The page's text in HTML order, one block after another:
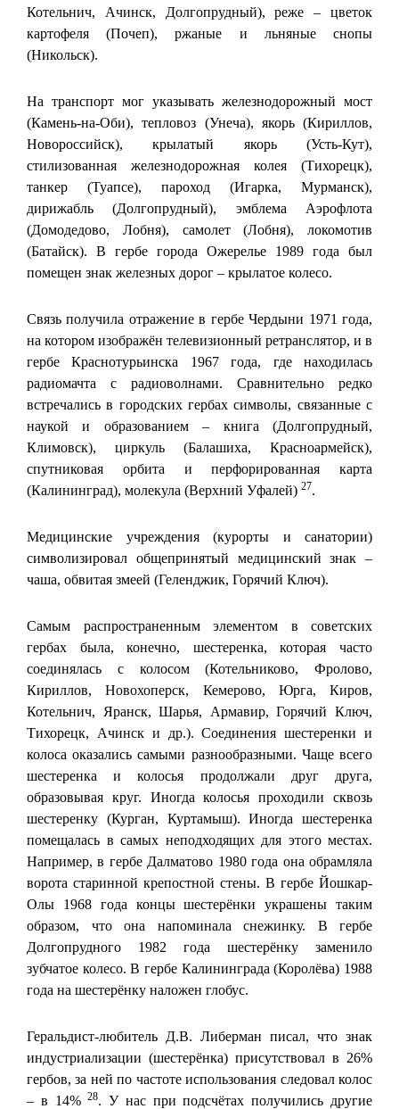
Котельнич, Ачинск, Долгопрудный), реже – цветок
картофеля (Почеп), ржаные и льняные снопы
(Никольск).
На транспорт мог указывать железнодорожный мост
(Камень-на-Оби), тепловоз (Унеча), якорь (Кириллов,
Новороссийск), крылатый якорь (Усть-Кут),
стилизованная железнодорожная колея (Тихорецк),
танкер (Туапсе), пароход (Игарка, Мурманск),
дирижабль (Долгопрудный), эмблема Аэрофлота
(Домодедово, Лобня), самолет (Лобня), локомотив
(Батайск). В гербе города Ожерелье 1989 года был
помещен знак железных дорог – крылатое колесо.
Связь получила отражение в гербе Чердыни 1971 года,
на котором изображён телевизионный ретранслятор, и в
гербе Краснотурьинска 1967 года, где находилась
радиомачта с радиоволнами. Сравнительно редко
встречались в городских гербах символы, связанные с
наукой и образованием – книга (Долгопрудный,
Климовск), циркуль (Балашиха, Красноармейск),
спутниковая орбита и перфорированная карта
(Калининград), молекула (Верхний Уфалей) 27.
Медицинские учреждения (курорты и санатории)
символизировал общепринятый медицинский знак –
чаша, обвитая змеей (Геленджик, Горячий Ключ).
Самым распространенным элементом в советских
гербах была, конечно, шестеренка, которая часто
соединялась с колосом (Котельниково, Фролово,
Кириллов, Новохоперск, Кемерово, Юрга, Киров,
Котельнич, Яранск, Шарья, Армавир, Горячий Ключ,
Тихорецк, Ачинск и др.). Соединения шестеренки и
колоса оказались самыми разнообразными. Чаще всего
шестеренка и колосья продолжали друг друга,
образовывая круг. Иногда колосья проходили сквозь
шестеренку (Курган, Куртамыш). Иногда шестеренка
помещалась в самых неподходящих для этого местах.
Например, в гербе Далматово 1980 года она обрамляла
ворота старинной крепостной стены. В гербе Йошкар-
Олы 1968 года концы шестерёнки украшены таким
образом, что она напоминала снежинку. В гербе
Долгопрудного 1982 года шестерёнку заменило
зубчатое колесо. В гербе Калининграда (Королёва) 1988
года на шестерёнку наложен глобус.
Геральдист-любитель Д.В. Либерман писал, что знак
индустриализации (шестерёнка) присутствовал в 26%
гербов, за ней по частоте использования следовал колос
– в 14%28. У нас при подсчётах получились другие